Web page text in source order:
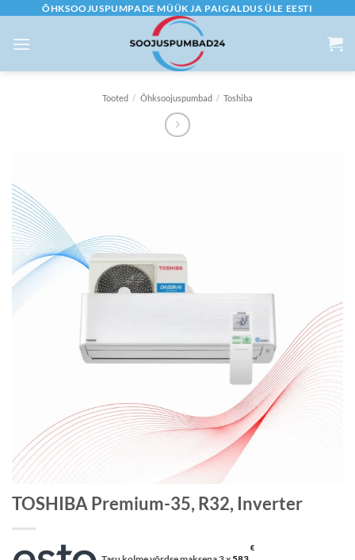
content
ÕHKSOOJUSPUMPADE MÜÜK JA PAIGALDUS ÜLE EESTI
Tooted / Õhksoojuspumbad / Toshiba
TOSHIBA Premium-35, R32, Inverter
€